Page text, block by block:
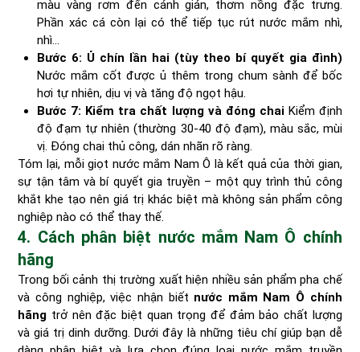
màu vàng rơm đến cánh gián, thơm nồng đặc trưng.
Phần xác cá còn lại có thể tiếp tục rút nước mắm nhì,
nhì…
Bước 6: Ủ chín lần hai (tùy theo bí quyết gia đình)
Nước mắm cốt được ủ thêm trong chum sành để bốc
hơi tự nhiên, dịu vị và tăng độ ngọt hậu.
Bước 7: Kiểm tra chất lượng và đóng chaiKiểm định
độ đạm tự nhiên (thường 30-40 độ đạm), màu sắc, mùi
vị. Đóng chai thủ công, dán nhãn rõ ràng.
Tóm lại, mỗi giọt nước mắm Nam Ô là kết quả của thời gian,
sự tận tâm và bí quyết gia truyền – một quy trình thủ công
khắt khe tạo nên giá trị khác biệt mà không sản phẩm công
nghiệp nào có thể thay thế.
4. Cách phân biệt nước mắm Nam Ô chính
hãng
Trong bối cảnh thị trường xuất hiện nhiều sản phẩm pha chế
và công nghiệp, việc nhận biết nước mắm Nam Ô chính
hãng trở nên đặc biệt quan trọng để đảm bảo chất lượng
và giá trị dinh dưỡng. Dưới đây là những tiêu chí giúp bạn dễ